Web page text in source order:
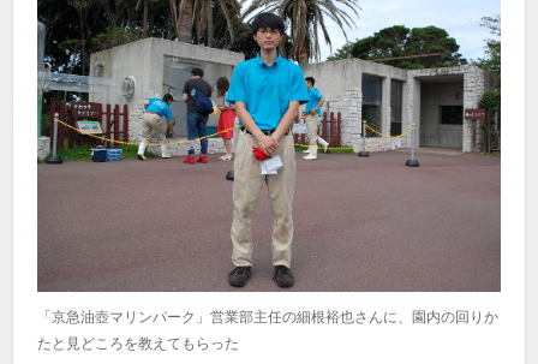
「京急油壺マリンパーク」営業部主任の細根裕也さんに、園内の回りか
たと見どころを教えてもらった